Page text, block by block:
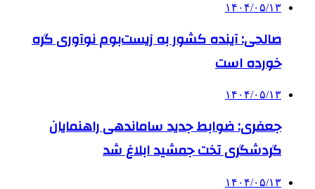
۱۴۰۴/۰۵/۱۳
صالحی: آینده کشور به زیست‌بوم نوآوری گره
خورده است
۱۴۰۴/۰۵/۱۳
جعفری: ضوابط جدید ساماندهی راهنمایان
گردشگری تخت جمشید ابلاغ شد
۱۴۰۴/۰۵/۱۳